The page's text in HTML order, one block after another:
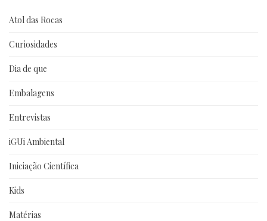
Atol das Rocas
Curiosidades
Dia de que
Embalagens
Entrevistas
iGUi Ambiental
Iniciação Científica
Kids
Matérias